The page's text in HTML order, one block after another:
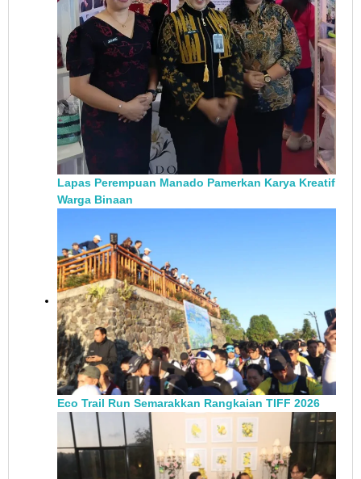
Lapas Perempuan Manado Pamerkan Karya Kreatif
Warga Binaan
Eco Trail Run Semarakkan Rangkaian TIFF 2026